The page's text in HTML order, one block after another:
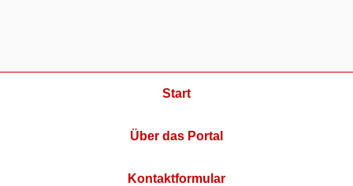
Start
Über das Portal
Kontaktformular